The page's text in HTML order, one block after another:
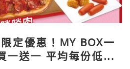
定優惠！MY BOX一
一送一 平均每份低至